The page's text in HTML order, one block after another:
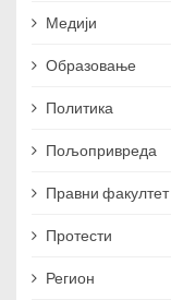
Медији
Образовање
Политика
Пољопривреда
Правни факултет
Протести
Регион